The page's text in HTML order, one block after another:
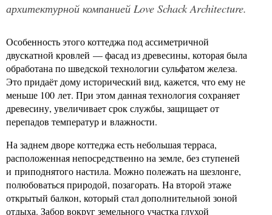
архитектурной компанией Love Schack Architecture.
Особенность этого коттеджа под ассиметричной
двускатной кровлей — фасад из древесины, которая была
обработана по шведской технологии сульфатом железа.
Это придаёт дому исторический вид, кажется, что ему не
меньше 100 лет. При этом данная технология сохраняет
древесину, увеличивает срок службы, защищает от
перепадов температур и влажности.
На заднем дворе коттеджа есть небольшая терраса,
расположенная непосредственно на земле, без ступеней
и приподнятого настила. Можно полежать на шезлонге,
полюбоваться природой, позагорать. На второй этаже
открытый балкон, который стал дополнительной зоной
отдыха. Забор вокруг земельного участка глухой